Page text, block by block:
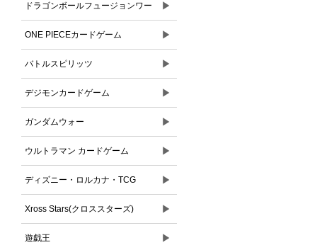
ナ】
ドラゴンボールフュージョンワー
ルド
▶
ONE PIECEカードゲーム ▶
バトルスピリッツ ▶
デジモンカードゲーム ▶
ガンダムウォー ▶
ウルトラマン カードゲーム ▶
ディズニー・ロルカナ・TCG ▶
Xross Stars(クロススターズ) ▶
遊戯王 ▶